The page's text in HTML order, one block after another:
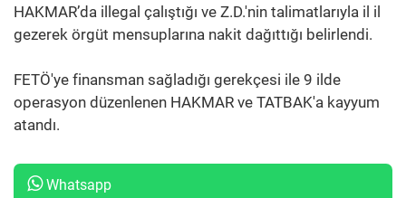
HAKMAR’da illegal çalıştığı ve Z.D.'nin talimatlarıyla il il
gezerek örgüt mensuplarına nakit dağıttığı belirlendi.
FETÖ'ye finansman sağladığı gerekçesi ile 9 ilde
operasyon düzenlenen HAKMAR ve TATBAK'a kayyum
atandı.
Whatsapp